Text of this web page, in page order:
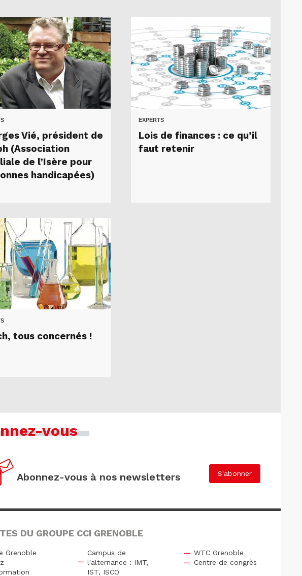
Vié, président de
(Association
de l’Isère pour
handicapées)
EXPERTS
Lois de finances : ce qu’il
faut retenir
tous concernés !
vous
Abonnez-vous à nos newsletters S'abonner
DU GROUPE CCI GRENOBLE
Grenoble
Campus de
l'alternance : IMT,
IST, ISCO
WTC Grenoble
Centre de congrès